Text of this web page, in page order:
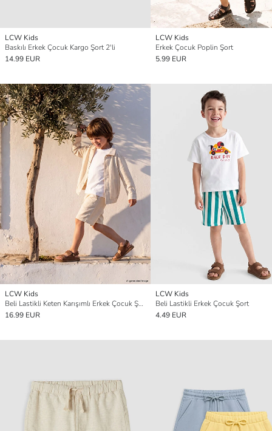
LCW Kids
Baskılı Erkek Çocuk Kargo Şort 2'li
14.99 EUR
LCW Kids
Erkek Çocuk Poplin Şort
5.99 EUR
LCW Kids
Beli Lastikli Keten Karışımlı Erkek Çocuk Şort
16.99 EUR
LCW Kids
Beli Lastikli Erkek Çocuk Şort
4.49 EUR